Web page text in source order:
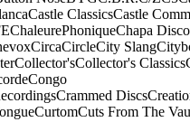
Castle ClassicsCastle
ChaleurePhoniqueChapa
CircaCircleCity Slang
Collector'sCollector's Classics
Congo
Crammed Discs
CurtomCuts From The